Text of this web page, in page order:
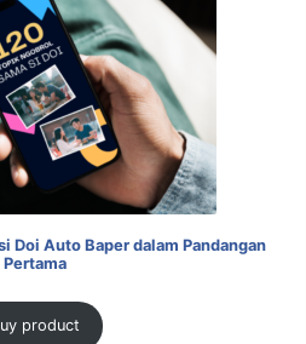
Doi Auto Baper dalam Pandangan
Pertama
product